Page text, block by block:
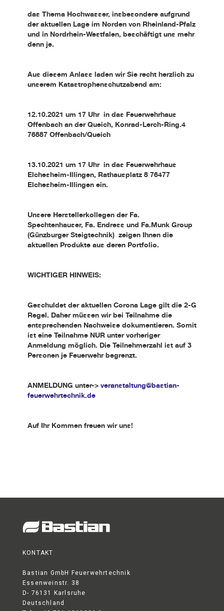
das Thema Hochwasser, insbesondere aufgrund
der aktuellen Lage im Norden von Rheinland-Pfalz
und in Nordrhein-Westfalen, beschäftigt uns mehr
denn je.
Aus diesem Anlass laden wir Sie recht herzlich zu
unserem Katastrophenschutzabend am:
12.10.2021 um 17 Uhr in das Feuerwehrhaus
Offenbach an der Queich, Konrad-Lerch-Ring.4
76887 Offenbach/Queich
13.10.2021 um 17 Uhr in das Feuerwehrhaus
Elchesheim-Illingen, Rathausplatz 8 76477
Elchesheim-Illingen ein.
Unsere Herstellerkollegen der Fa.
Spechtenhauser, Fa. Endress und Fa.Munk Group
(Günzburger Steigtechnik) zeigen Ihnen die
aktuellen Produkte aus deren Portfolio.
WICHTIGER HINWEIS:
Geschuldet der aktuellen Corona Lage gilt die 2-G
Regel. Daher müssen wir bei Teilnahme die
entsprechenden Nachweise dokumentieren. Somit
ist eine Teilnahme NUR unter vorheriger
Anmeldung möglich. Die Teilnehmerzahl ist auf 3
Personen je Feuerwehr begrenzt.
ANMELDUNG unter-> veranstaltung@bastian-
feuerwehrtechnik.de
Auf Ihr Kommen freuen wir uns!
KONTAKT
Bastian GmbH Feuerwehrtechnik
Essenweinstr. 38
D- 76131 Karlsruhe
Deutschland